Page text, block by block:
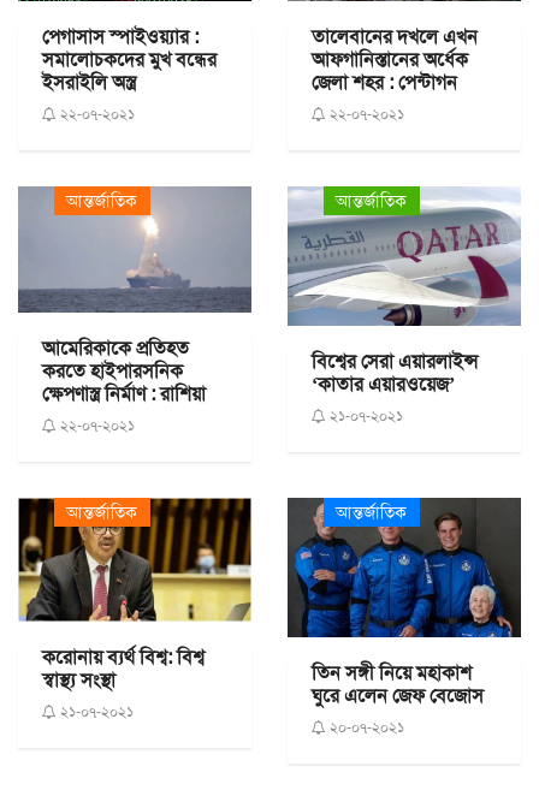
পেগাসাস স্পাইওয়্যার :
সমালোচকদের মুখ বন্ধের
ইসরাইলি অস্ত্র
২২-০৭-২০২১
তালেবানের দখলে এখন
আফগানিস্তানের অর্ধেক
জেলা শহর : পেন্টাগন
২২-০৭-২০২১
আন্তর্জাতিক
আমেরিকাকে প্রতিহত
করতে হাইপারসনিক
ক্ষেপণাস্ত্র নির্মাণ : রাশিয়া
২২-০৭-২০২১
আন্তর্জাতিক
বিশ্বের সেরা এয়ারলাইন্স
‘কাতার এয়ারওয়েজ’
২১-০৭-২০২১
আন্তর্জাতিক
করোনায় ব্যর্থ বিশ্ব: বিশ্ব
স্বাস্থ্য সংস্থা
২১-০৭-২০২১
আন্তর্জাতিক
তিন সঙ্গী নিয়ে মহাকাশ
ঘুরে এলেন জেফ বেজোস
২০-০৭-২০২১